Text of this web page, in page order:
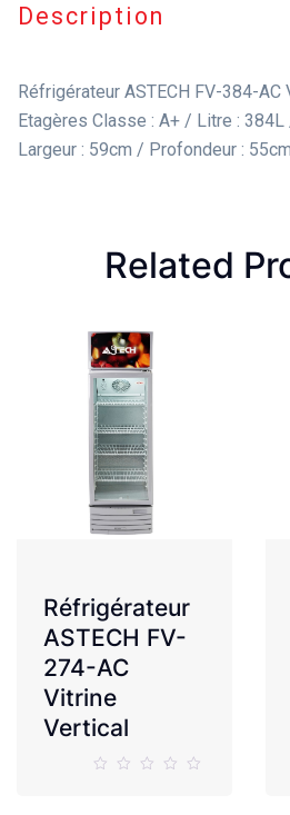
Description
Réfrigérateur ASTECH FV-384-
Etagères Classe : A+ / Litre :
Largeur : 59cm / Profondeur :
Related
Réfrigérateur
ASTECH FV-
274-AC
Vitrine
Vertical